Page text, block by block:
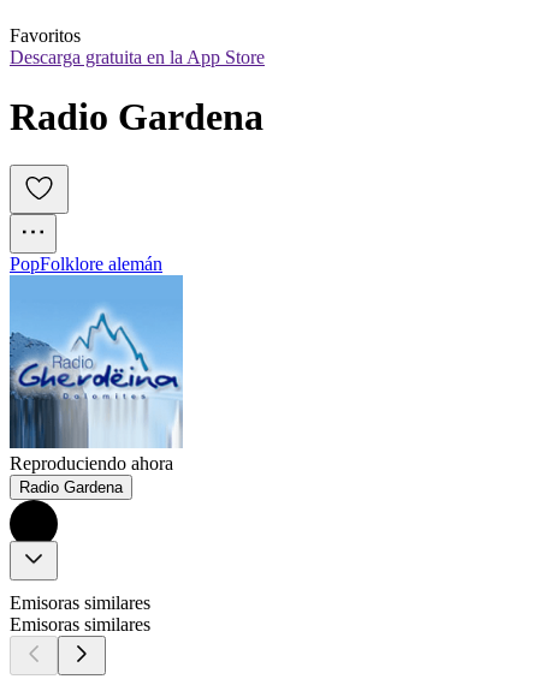
Favoritos
Descarga gratuita en la App Store
Radio Gardena
PopFolklore alemán
Reproduciendo ahora
Radio Gardena
Emisoras similares
Emisoras similares